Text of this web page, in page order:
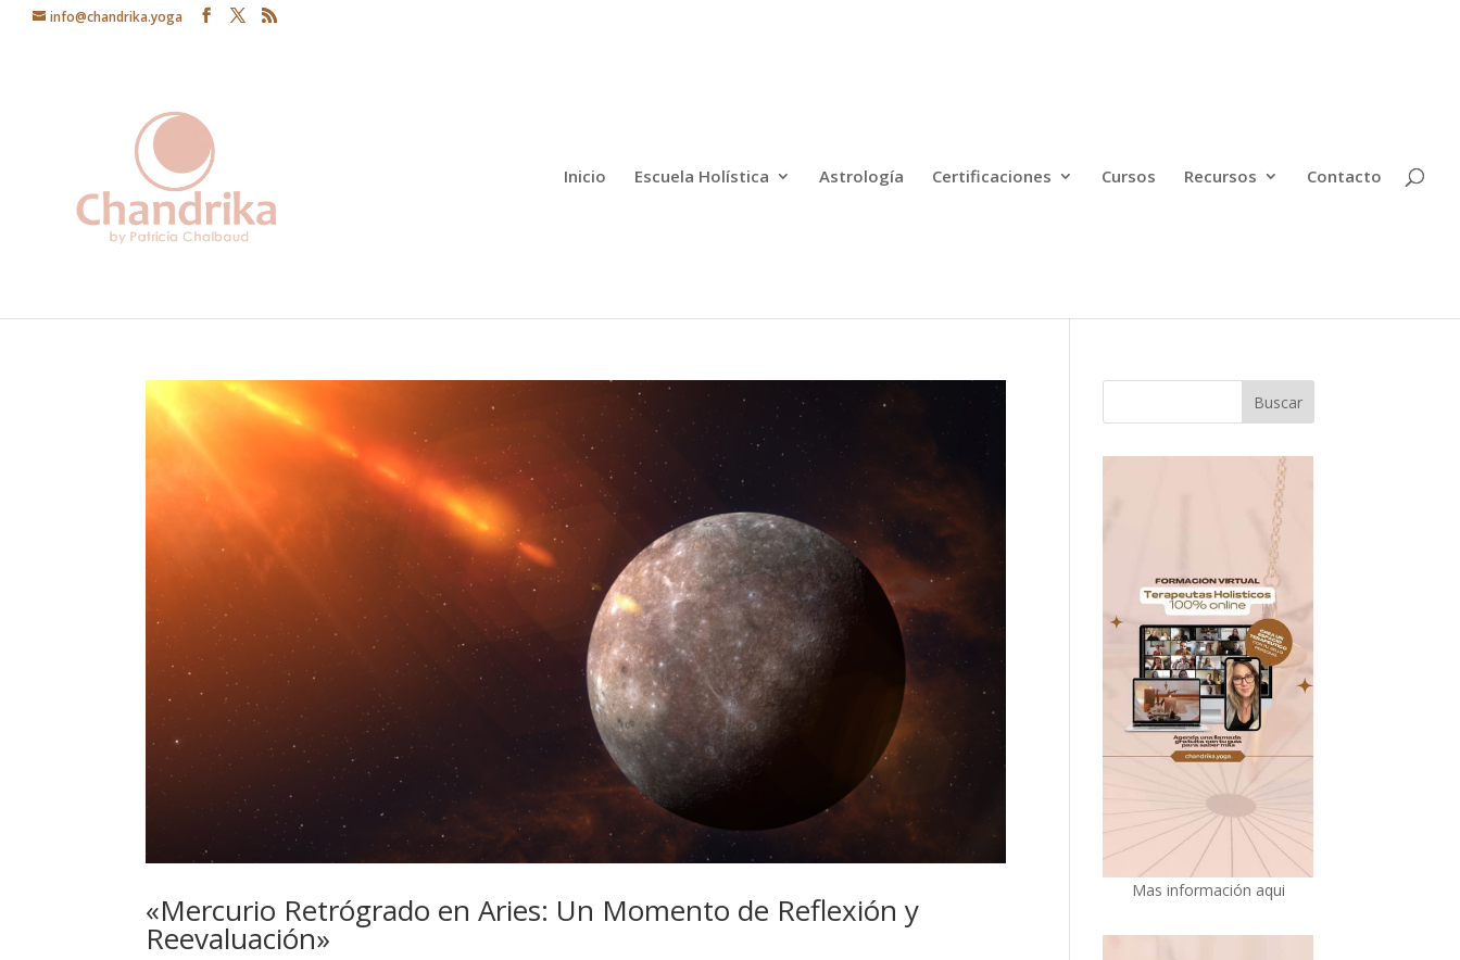
info@chandrika.yoga
Inicio Escuela Holística Astrología Certificaciones Cursos Recursos Contacto
«Mercurio Retrógrado en Aries: Un Momento de Reflexión y
Reevaluación»
Mas información aqui